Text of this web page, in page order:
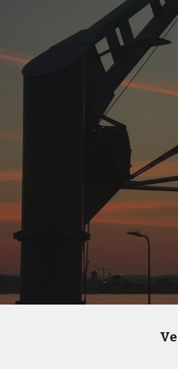
Skip to main content